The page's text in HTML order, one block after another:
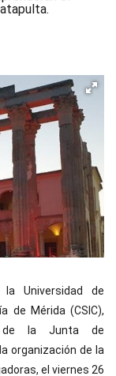
Universidad de
de Mérida (CSIC),
de la Junta de
organización de la
el viernes 26